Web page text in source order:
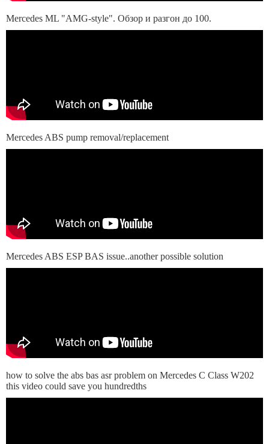
Mercedes ML "AMG-style". Обзор и разгон до 100.
Mercedes ABS pump removal/replacement
Mercedes ABS ESP BAS issue..another possible solution
how to solve the abs bas asr problem on Mercedes C Class W202
this video could save you hundredths